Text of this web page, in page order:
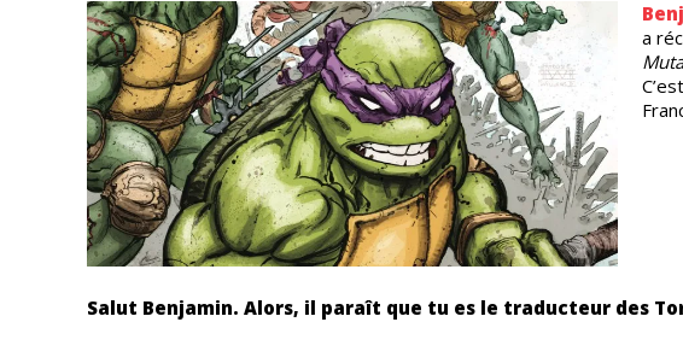
a
C’est
Salut Benjamin. Alors, il paraît que tu es le traducteur des